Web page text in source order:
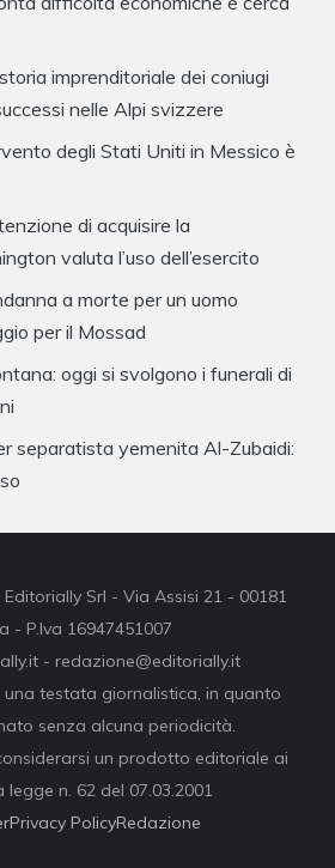
imprenditoriale dei coniugi
nelle Alpi svizzere
degli Stati Uniti in Messico è
di acquisire la
valuta l’uso dell’esercito
a morte per un uomo
per il Mossad
oggi si svolgono i funerali di
separatista yemenita Al-Zubaidi:
Srl - Via Assisi 21 - 00181
- P.Iva 16947451007
- redazione@editorially.it
una testata giornalistica, in quanto
senza alcuna periodicità.
un prodotto editoriale ai
legge n. 62 del 07.03.2001
Privacy PolicyRedazione